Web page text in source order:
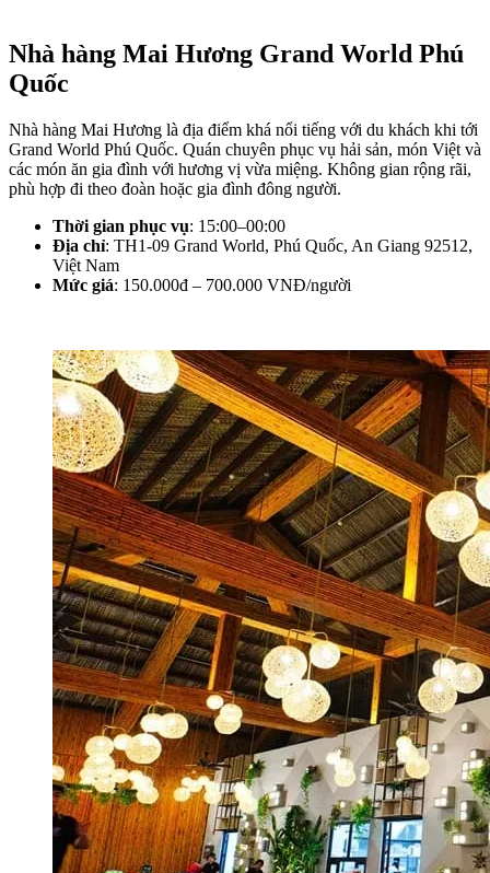
Nhà hàng Mai Hương Grand World Phú
Quốc
Nhà hàng Mai Hương là địa điểm khá nổi tiếng với du khách khi tới
Grand World Phú Quốc. Quán chuyên phục vụ hải sản, món Việt và
các món ăn gia đình với hương vị vừa miệng. Không gian rộng rãi,
phù hợp đi theo đoàn hoặc gia đình đông người.
Thời gian phục vụ: 15:00–00:00
Địa chỉ: TH1-09 Grand World, Phú Quốc, An Giang 92512,
Việt Nam
Mức giá: 150.000đ – 700.000 VNĐ/người